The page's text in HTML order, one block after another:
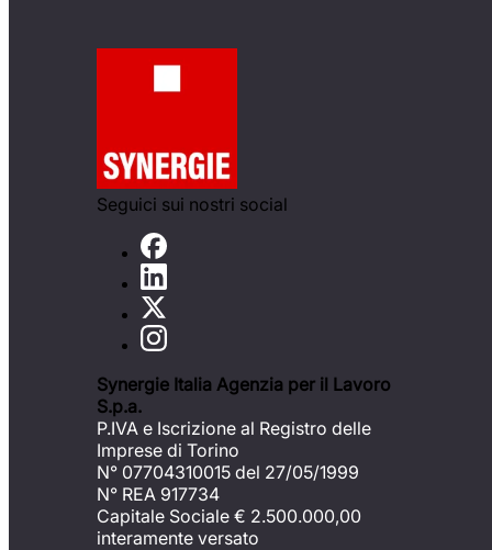
Seguici sui nostri social
Synergie Italia Agenzia per il Lavoro
S.p.a.
P.IVA e Iscrizione al Registro delle
Imprese di Torino
N° 07704310015 del 27/05/1999
N° REA 917734
Capitale Sociale € 2.500.000,00
interamente versato